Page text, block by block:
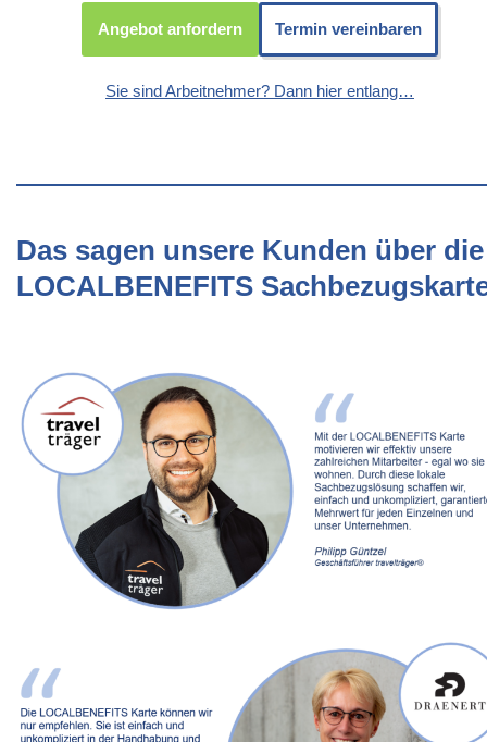
Angebot anfordern Termin vereinbaren
Sie sind Arbeitnehmer? Dann hier entlang…
Das sagen unsere Kunden über die
LOCALBENEFITS